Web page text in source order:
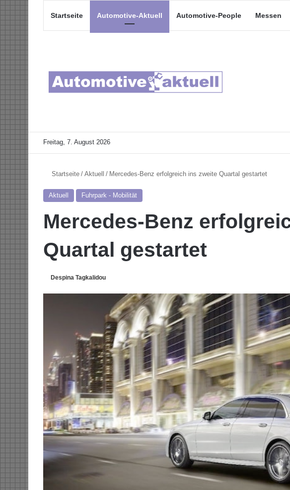
Startseite Automotive-Aktuell Automotive-People Messen
Freitag, 7. August 2026
Startseite / Aktuell / Mercedes-Benz erfolgreich ins zweite Quartal gestartet
Aktuell Fuhrpark - Mobilität
Mercedes-Benz
Quartal gestartet
Despina Tagkalidou